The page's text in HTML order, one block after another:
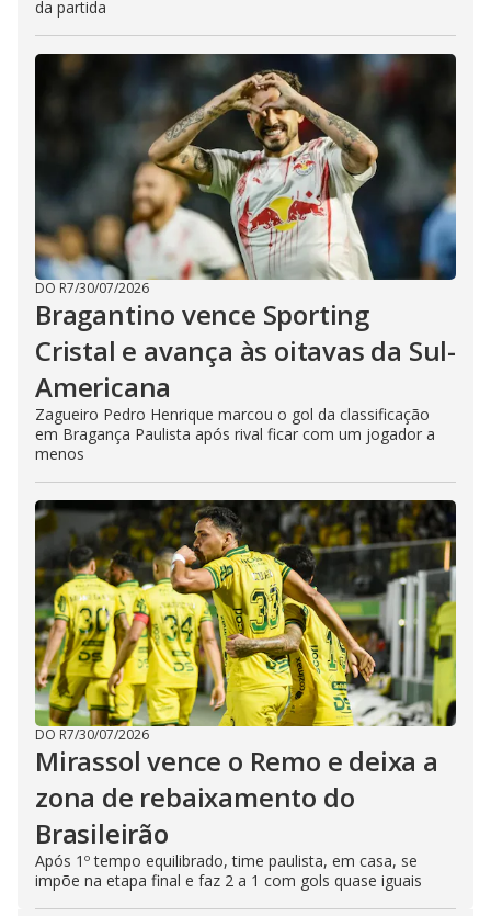
da partida
DO R7/30/07/2026
Bragantino vence Sporting
Cristal e avança às oitavas da Sul-
Americana
Zagueiro Pedro Henrique marcou o gol da classificação
em Bragança Paulista após rival ficar com um jogador a
menos
DO R7/30/07/2026
Mirassol vence o Remo e deixa a
zona de rebaixamento do
Brasileirão
Após 1º tempo equilibrado, time paulista, em casa, se
impõe na etapa final e faz 2 a 1 com gols quase iguais